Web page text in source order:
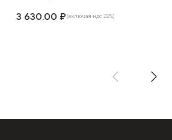
3 630.00 ₽(включая ндс 22%)